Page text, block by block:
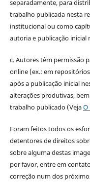
separadamente, para
trabalho publicada nesta
institucional ou como
autoria e publicação inicial
c. Autores têm permissão
online (ex.: em
após a publicação inicial
alterações produtivas,
trabalho publicado (VejaO
Foram feitos todos os
detentores de direitos
sobre alguma destas
por favor, entre em
correção num dos